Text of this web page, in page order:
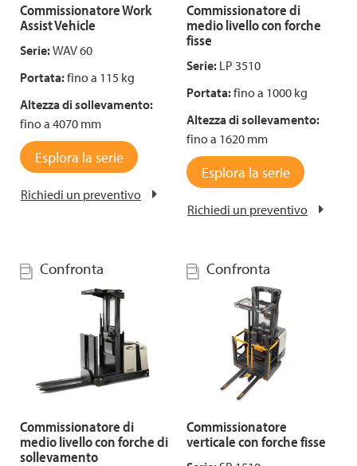
Commissionatore Work
Assist Vehicle
Serie:WAV 60
Portata:fino a 115 kg
Altezza di sollevamento:
fino a 4070 mm
Esplora la serie
Richiedi un preventivo
Commissionatore di
medio livello con forche
fisse
Serie: LP 3510
Portata:fino a 1000 kg
Altezza di sollevamento:
fino a 1620 mm
Esplora la serie
Richiedi un preventivo
Confronta
Commissionatore di
medio livello con forche di
sollevamento
Confronta
Commissionatore
verticale con forche fisse